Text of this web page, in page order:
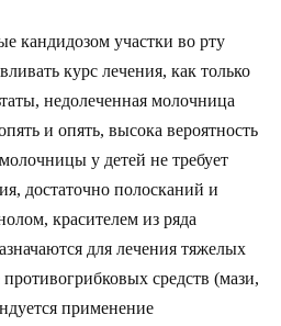
кандидозом участки во рту
курс лечения, как только
недолеченная молочница
и опять, высока вероятность
у детей не требует
достаточно полосканий и
красителем из ряда
для лечения тяжелых
средств (мази,
применение